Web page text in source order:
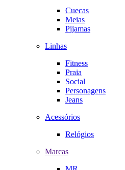
Cuecas
Meias
Pijamas
Linhas
Fitness
Praia
Social
Personagens
Jeans
Acessórios
Relógios
Marcas